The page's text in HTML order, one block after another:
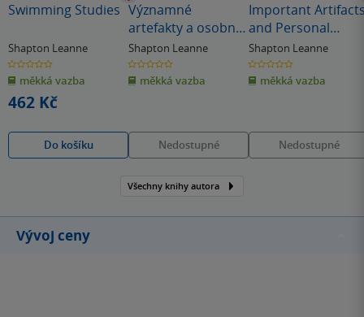
Swimming Studies
Shapton Leanne
0.0
z
5
hvězdiček
měkká vazba
462 Kč
Do košíku
Významné
artefakty a osobní
předměty ze zbírky
Lenore Doolanové
a H. Morrise
Shapton Leanne
0.0
z
5
hvězdiček
měkká vazba
Nedostupné
Important
and Personal
Property from the
Collection of
Lenore Doolan
Street Fashion,
Jewelry
Shapton Leanne
0.0
z
5
hvězdiček
měkká vazba
Nedostupné
Všechny knihy autora
Vývoj ceny